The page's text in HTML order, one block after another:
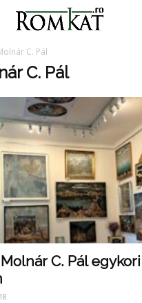
C. Pál
C. Pál
C. Pál egykori